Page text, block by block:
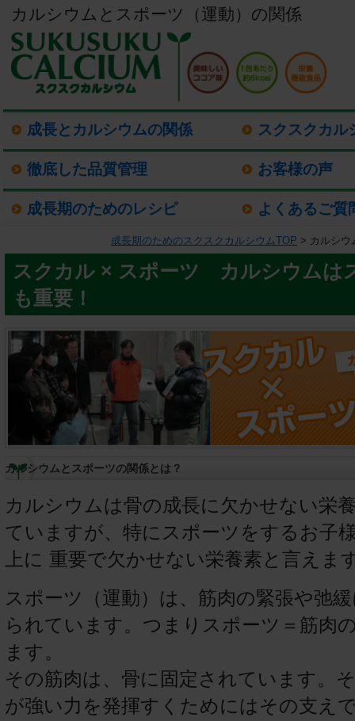
カルシウムとスポーツ（運動）の関係
成長とカルシウムの関係 スクスクカル
徹底した品質管理 お客様の声
成長期のためのレシピ よくあるご質
成長期のためのスクスクカルシウムTOP > カルシウ
スクカル × スポーツ カルシウムは
も重要！
カルシウムとスポーツの関係とは？
カルシウムは骨の成長に欠かせない栄
ていますが、特にスポーツをするお子
上に 重要で欠かせない栄養素と言えま
スポーツ（運動）は、筋肉の緊張や弛
られています。つまりスポーツ＝筋肉
ます。
その筋肉は、骨に固定されています。
が強い力を発揮すくためにはその支え